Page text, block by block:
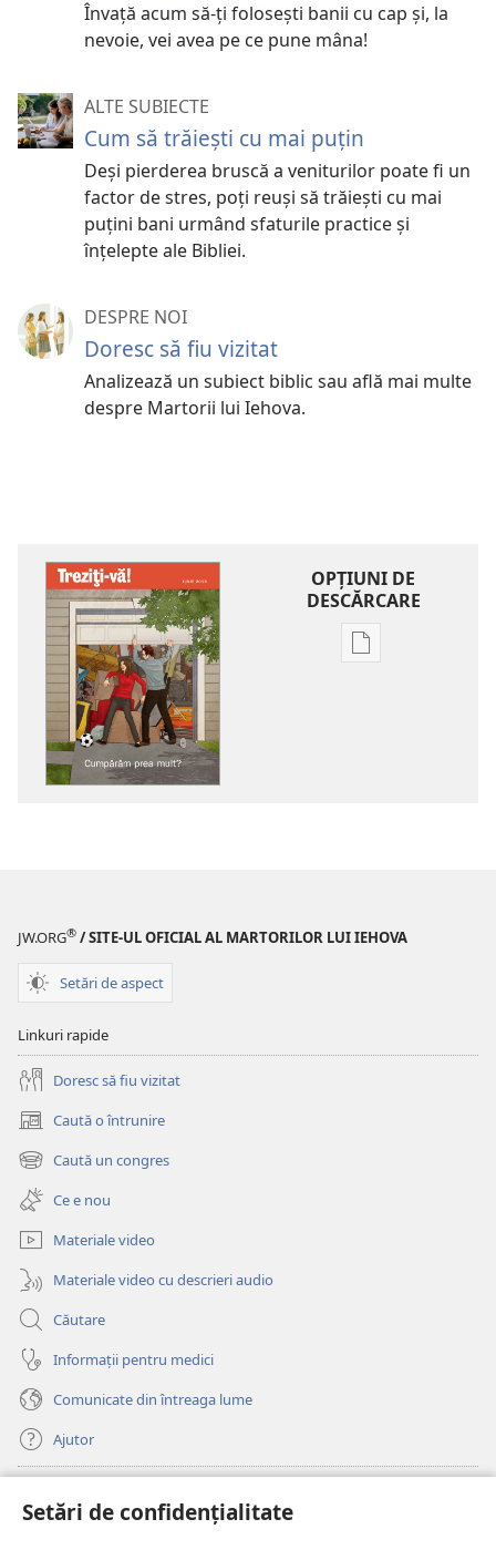
Setări de confidențialitate
Învață acum să-ți folosești banii cu cap și, la
nevoie, vei avea pe ce pune mâna!
ALTE SUBIECTE
Cum să trăiești cu mai puțin
Deși pierderea bruscă a veniturilor poate fi un
factor de stres, poți reuși să trăiești cu mai
puțini bani urmând sfaturile practice și
înțelepte ale Bibliei.
DESPRE NOI
Doresc să fiu vizitat
Analizează un subiect biblic sau află mai multe
despre Martorii lui Iehova.
OPŢIUNI DE
DESCĂRCARE
Opțiuni
JW.ORG® / SITE-UL OFICIAL AL MARTORILOR LUI IEHOVA
Setări de aspect
Linkuri rapide
Doresc să fiu vizitat
Caută o întrunire
(se
deschide
o
fereastră
nouă)
Caută un congres
(se
deschide
o
fereastră
nouă)
Ce e nou
Materiale video
Materiale video cu descrieri audio
Căutare
Informații pentru medici
Comunicate din întreaga lume
Ajutor
(se
deschide